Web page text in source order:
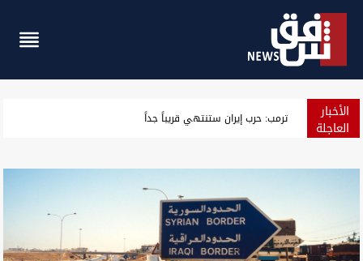
الأخبار
العاجلة الذهب يستقر ويتجه لأكبر مكسب أسبوعي منذ كانون الثاني